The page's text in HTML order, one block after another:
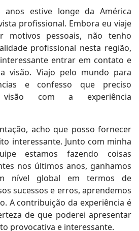
anos estive longe da América
profissional. Embora eu viaje
motivos pessoais, não tenho
profissional nesta região,
entrar em contato e
visão. Viajo pelo mundo para
e confesso que preciso
com a experiência
acho que posso fornecer
interessante. Junto com minha
estamos fazendo coisas
nos últimos anos, ganhamos
nível global em termos de
sucessos e erros, aprendemos
A contribuição da experiência é
de que poderei apresentar
provocativa e interessante.